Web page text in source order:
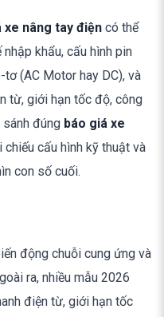
xe nâng tay điện có thể
khẩu, cấu hình pin
(AC Motor hay DC), và
từ, giới hạn tốc độ, công
đúng báo giá xe
chiếu cấu hình kỹ thuật và
con số cuối.
động chuỗi cung ứng và
ra, nhiều mẫu 2026
điện từ, giới hạn tốc